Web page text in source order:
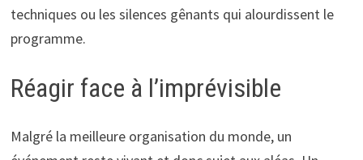
techniques ou les silences gênants qui alourdissent le
programme.
Réagir face à l’imprévisible
Malgré la meilleure organisation du monde, un